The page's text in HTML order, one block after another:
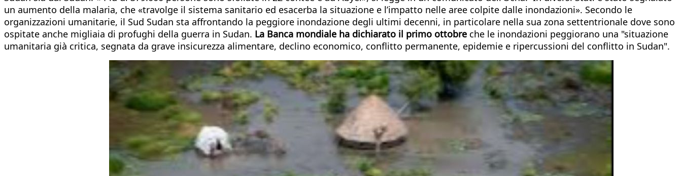
un aumento della malaria, che «travolge il sistema sanitario ed esacerba la situazione e l’impatto nelle aree colpite dalle inondazioni». Secondo le
organizzazioni umanitarie, il Sud Sudan sta affrontando la peggiore inondazione degli ultimi decenni, in particolare nella sua zona settentrionale dove sono
ospitate anche migliaia di profughi della guerra in Sudan. La Banca mondiale ha dichiarato il primo ottobre che le inondazioni peggiorano una "situazione
umanitaria già critica, segnata da grave insicurezza alimentare, declino economico, conflitto permanente, epidemie e ripercussioni del conflitto in Sudan".